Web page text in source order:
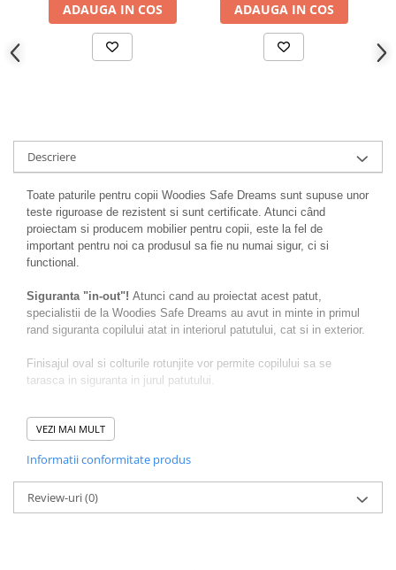
ADAUGA IN COS ADAUGA IN COS
Descriere
Toate paturile pentru copii Woodies Safe Dreams sunt supuse unor
teste riguroase de rezistent si sunt certificate. Atunci când
proiectam si producem mobilier pentru copii, este la fel de
important pentru noi ca produsul sa fie nu numai sigur, ci si
functional.
Siguranta "in-out"! Atunci cand au proiectat acest patut,
specialistii de la Woodies Safe Dreams au avut in minte in primul
rand siguranta copilului atat in interiorul patutului, cat si in exterior.
Finisajul oval si colturile rotunjite vor permite copilului sa se
tarasca in siguranta in jurul patutului.
Treptele plate folosite la contruirea acestui patut nu sunt doar un
element de design, ci au si rolul de a spori rezistanta in timp a
asigura patutului o durabilitate mai mare decat cele rotunde.
Materialele folosite: lemn de pin clasa I, MDF, vopsele de buna
calitate, feroneria ascunca, imbinarile perfecte, prelungesc viata
produsului si asigura copilului siguranta si confortul de care are
VEZI MAI MULT
Informatii conformitate produs
Review-uri(0)